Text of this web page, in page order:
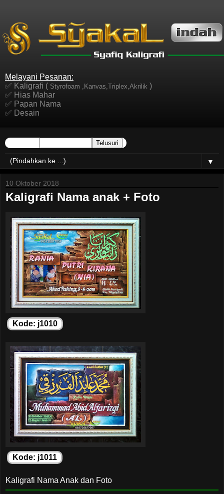
Melayani Pesanan:
✅ Kaligrafi ( Styrofoam ,Kanvas,Triplex,Akrilik )
✅ Hias Mahar
✅ Papan Nama
✅ Desain
▼
10 Oktober 2018
Kaligrafi Nama anak + Foto
Kode: j1010
Kode: j1011
Kaligrafi Nama Anak dan Foto